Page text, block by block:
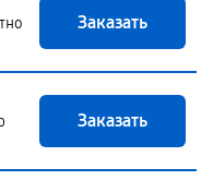
Заказать
Заказать